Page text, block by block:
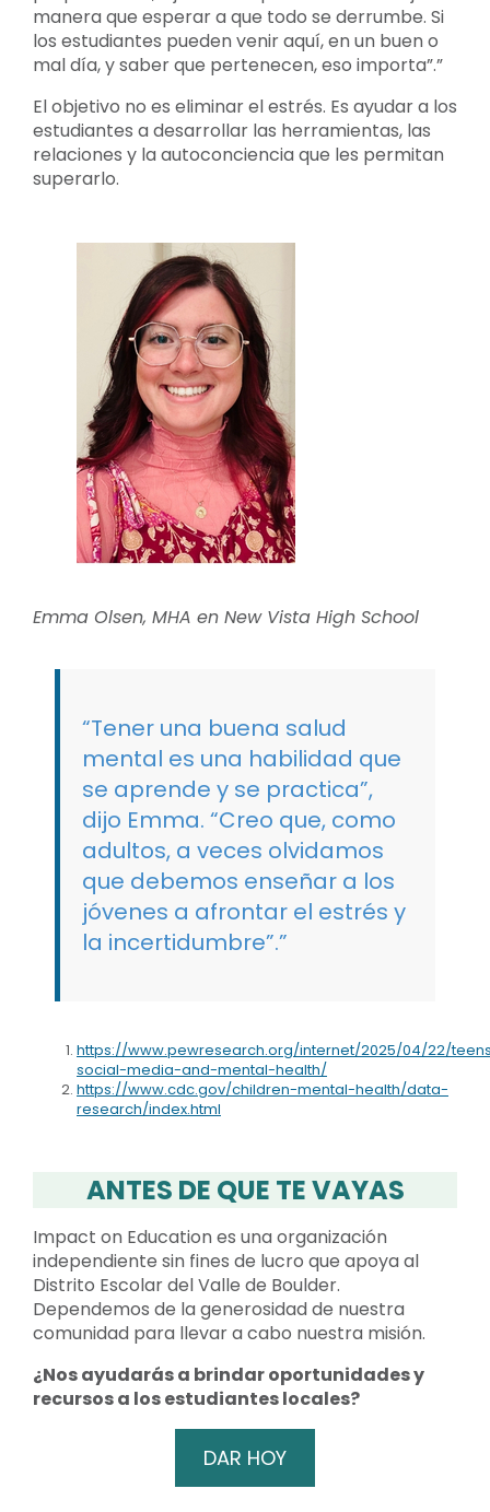
manera que esperar a que todo se derrumbe. Si
los estudiantes pueden venir aquí, en un buen o
mal día, y saber que pertenecen, eso importa”.”
El objetivo no es eliminar el estrés. Es ayudar a los
estudiantes a desarrollar las herramientas, las
relaciones y la autoconciencia que les permitan
superarlo.
Emma Olsen, MHA en New Vista High School
“Tener una buena salud
mental es una habilidad que
se aprende y se practica”,
dijo Emma. “Creo que, como
adultos, a veces olvidamos
que debemos enseñar a los
jóvenes a afrontar el estrés y
la incertidumbre”.”
https://www.pewresearch.org/internet/2025/04/22/
social-media-and-mental-health/
https://www.cdc.gov/children-mental-health/data-
research/index.html
ANTES DE QUE TE VAYAS
Impact on Education es una organización
independiente sin fines de lucro que apoya al
Distrito Escolar del Valle de Boulder.
Dependemos de la generosidad de nuestra
comunidad para llevar a cabo nuestra misión.
¿Nos ayudarás a brindar oportunidades y
recursos a los estudiantes locales?
DAR HOY